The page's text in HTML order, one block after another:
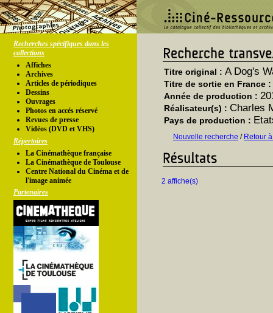
Recherches spécifiques dans les
collections
Affiches
Archives
Articles de périodiques
Dessins
Ouvrages
Photos en accés réservé
Revues de presse
Vidéos (DVD et VHS)
Répertoires
La Cinémathèque française
La Cinémathèque de Toulouse
Centre National du Cinéma et de
l'image animée
Partenaires
Titre original : A Dog's
Titre de sortie en France :
Année de production :
Réalisateur(s) : Charles
Pays de production :
Nouvelle recherche / Retour
2 affiche(s)